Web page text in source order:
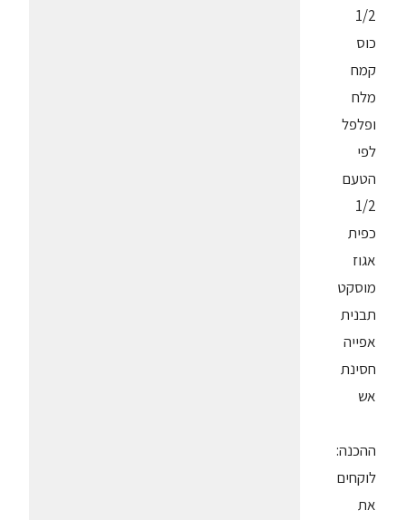
1/2
כוס
קמח
מלח
ופלפל
לפי
הטעם
1/2
כפית
אגוז
מוסקט
תבנית
אפייה
חסינת
אש
ההכנה:
לוקחים
את